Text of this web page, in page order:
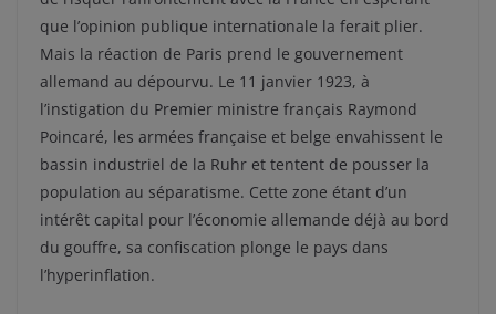
que l’opinion publique internationale la ferait plier.
Mais la réaction de Paris prend le gouvernement
allemand au dépourvu. Le 11 janvier 1923, à
l’instigation du Premier ministre français Raymond
Poincaré, les armées française et belge envahissent le
bassin industriel de la Ruhr et tentent de pousser la
population au séparatisme. Cette zone étant d’un
intérêt capital pour l’économie allemande déjà au bord
du gouffre, sa confiscation plonge le pays dans
l’hyperinflation.